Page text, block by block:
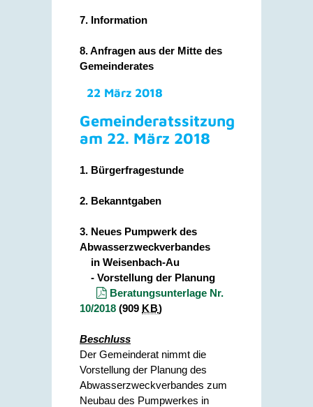
7. Information
8. Anfragen aus der Mitte des
Gemeinderates
22 März 2018
Gemeinderatssitzung
am 22. März 2018
1. Bürgerfragestunde
2. Bekanntgaben
3. Neues Pumpwerk des
Abwasserzweckverbandes
in Weisenbach-Au
- Vorstellung der Planung
Beratungsunterlage Nr.
10/2018 (909 KB)
Beschluss
Der Gemeinderat nimmt die
Vorstellung der Planung des
Abwasserzweckverbandes zum
Neubau des Pumpwerkes in